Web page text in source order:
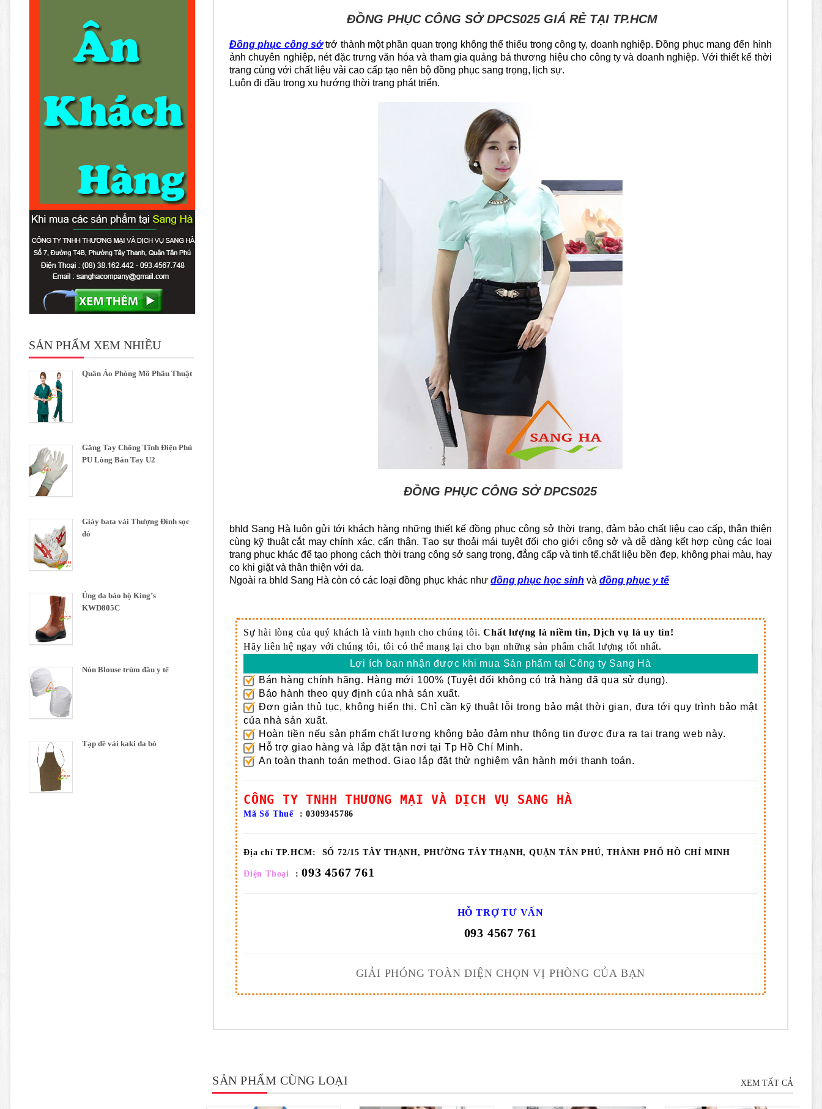
SẢN PHẨM XEM NHIỀU
Quần Áo Phòng Mổ Phẩu Thuật
Găng Tay Chống Tĩnh Điện Phủ
PU Lòng Bàn Tay U2
Giày bata vải Thượng Đình sọc
đỏ
Ủng da bảo hộ King’s
KWD805C
Nón Blouse trùm đầu y tế
Tạp dề vải kaki da bò
ĐỒNG PHỤC CÔNG SỞ DPCS025 GIÁ RẺ TẠI TP.HCM
Đồng phục công sởtrở thành một phần quan trọng không thể thiếu trong công ty, doanh nghiệp. Đồng phục mang đến hình
ảnh chuyên nghiệp, nét đặc trưng văn hóa và tham gia quảng bá thương hiệu cho công ty và doanh nghiệp. Với thiết kế thời
trang cùng với chất liệu vải cao cấp tạo nên bộ đồng phục sang trọng, lịch sự.
Luôn đi đầu trong xu hướng thời trang phát triển.
ĐỒNG PHỤC CÔNG SỞ DPCS025
bhld Sang Hà luôn gửi tới khách hàng những thiết kế đồng phục công sở thời trang, đảm bảo chất liệu cao cấp, thân thiện
cùng kỹ thuật cắt may chính xác, cẩn thận. Tạo sự thoải mái tuyệt đối cho giới công sở và dễ dàng kết hợp cùng các loại
trang phục khác để tạo phong cách thời trang công sở sang trọng, đẳng cấp và tinh tế.chất liệu bền đẹp, không phai màu, hay
co khi giặt và thân thiện với da.
Ngoài ra bhld Sang Hà còn có các loại đồng phục khác như đồng phục học sinh và đồng phục y tế
Sự hài lòng của quý khách là vinh hạnh cho chúng tôi.Chất lượng là niềm tin, Dịch vụ là uy tín!
Hãy liên hệ ngay với chúng tôi, tôi có thể mang lại cho bạn những sản phẩm chất lượng tốt nhất.
Lợi ích bạn nhận được khi mua Sản phẩm tại Công ty Sang Hà
Bán hàng chính hãng. Hàng mới 100% (Tuyệt đối không có trả hàng đã qua sử dụng).
Bảo hành theo quy định của nhà sản xuất.
Đơn giản thủ tục, không hiển thị.Chỉ cần kỹ thuật lỗi trong bảo mật thời gian, đưa tới quy trình bảo mật
của nhà sản xuất.
Hoàn tiền nếu sản phẩm chất lượng không bảo đảm như thông tin được đưa ra tại trang web này.
Hỗ trợ giao hàng và lắp đặt tận nơi tại Tp Hồ Chí Minh.
An toàn thanh toán method.Giao lắp đặt thử nghiệm vận hành mới thanh toán.
CÔNG TY TNHH THƯƠNG MẠI VÀ DỊCH VỤ SANG HÀ
Mã Số Thuế : 0309345786
Địa chỉ TP.HCM: SỐ 72/15 TÂY THẠNH, PHƯỜNG TÂY THẠNH, QUẬN TÂN PHÚ, THÀNH PHỐ HỒ CHÍ MINH
Điện Thoại :093 4567 761
HỖ TRỢ TƯ VẤN
093 4567 761
GIẢI PHÓNG TOÀN DIỆN CHỌN VỊ PHÒNG CỦA BẠN
SẢN PHẨM CÙNG LOẠI XEM TẤT CẢ